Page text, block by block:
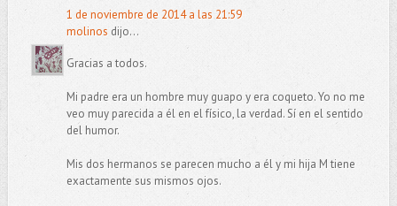
1 de noviembre de 2014 a las 21:59
molinos dijo...
Gracias a todos.
Mi padre era un hombre muy guapo y era coqueto. Yo no me
veo muy parecida a él en el físico, la verdad. Sí en el sentido
del humor.
Mis dos hermanos se parecen mucho a él y mi hija M tiene
exactamente sus mismos ojos.